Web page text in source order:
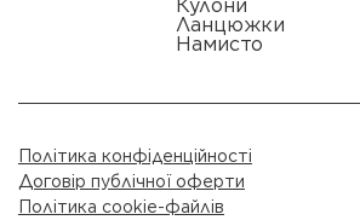
Кулони
Ланцюжки
Намисто
Політика конфіденційності
Договір публічної оферти
Політика cookie-файлів